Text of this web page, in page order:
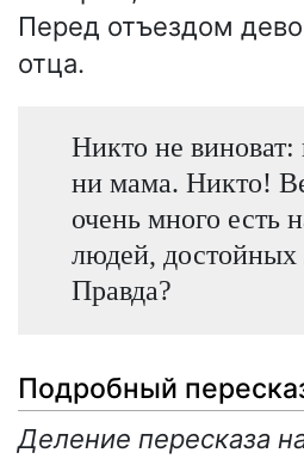
Перед отъездом
отца.
Никто не
ни мама. Никто!
очень много есть
людей,
Правда?
Подробный
Деление пересказа